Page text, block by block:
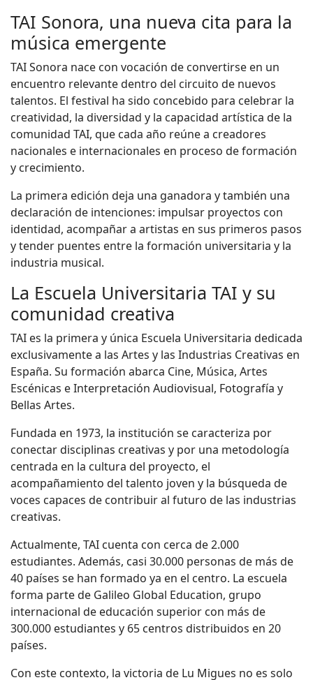
TAI Sonora, una nueva cita para la
música emergente
TAI Sonora nace con vocación de convertirse en un
encuentro relevante dentro del circuito de nuevos
talentos. El festival ha sido concebido para celebrar la
creatividad, la diversidad y la capacidad artística de la
comunidad TAI, que cada año reúne a creadores
nacionales e internacionales en proceso de formación
y crecimiento.
La primera edición deja una ganadora y también una
declaración de intenciones: impulsar proyectos con
identidad, acompañar a artistas en sus primeros pasos
y tender puentes entre la formación universitaria y la
industria musical.
La Escuela Universitaria TAI y su
comunidad creativa
TAI es la primera y única Escuela Universitaria dedicada
exclusivamente a las Artes y las Industrias Creativas en
España. Su formación abarca Cine, Música, Artes
Escénicas e Interpretación Audiovisual, Fotografía y
Bellas Artes.
Fundada en 1973, la institución se caracteriza por
conectar disciplinas creativas y por una metodología
centrada en la cultura del proyecto, el
acompañamiento del talento joven y la búsqueda de
voces capaces de contribuir al futuro de las industrias
creativas.
Actualmente, TAI cuenta con cerca de 2.000
estudiantes. Además, casi 30.000 personas de más de
40 países se han formado ya en el centro. La escuela
forma parte de Galileo Global Education, grupo
internacional de educación superior con más de
300.000 estudiantes y 65 centros distribuidos en 20
países.
Con este contexto, la victoria de Lu Migues no es solo